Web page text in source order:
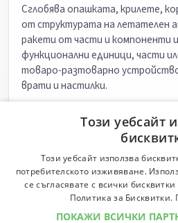
Сглобява опашката, крилете,
от структурата на летателен
ракети от части и компоненти
функционални единици, части
товаро-разтоварно
врати и настилки.
Университети:3Специалности:3
Университети
Инженер, главен
Планира, организира, ръководи
производствената дейност на
Осигурява безопасни условия
Този уебсайт
Този уебсайт използва
потребителското изживяване.
се съгласявате с всички
Политика за Бисквитки.
ПОКАЖИ ВСИЧКИ